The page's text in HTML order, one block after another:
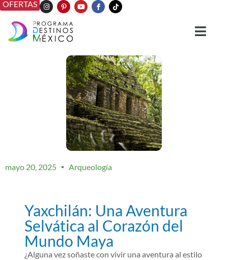
OFERTAS
mayo 20, 2025 Arqueología
Yaxchilán: Una Aventura
Selvática al Corazón del
Mundo Maya
¿Alguna vez soñaste con vivir una aventura al estilo